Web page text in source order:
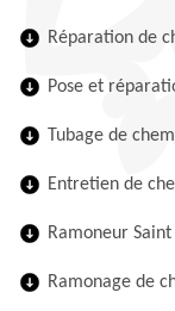
Réparation de
Pose et
Tubage de
Entretien de
Ramoneur
Ramonage de